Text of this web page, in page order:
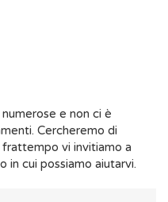
e non ci è
Cercheremo di
vi invitiamo a
in cui possiamo aiutarvi.